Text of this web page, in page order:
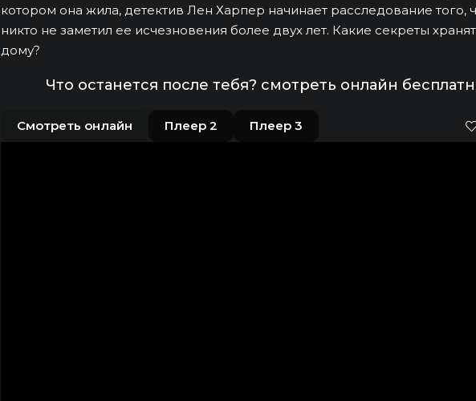
котором она жила, детектив Лен Харпер начинает расследование того,
никто не заметил ее исчезновения более двух лет. Какие секреты
дому?
Что останется после тебя? смотреть онлайн
Смотреть онлайн Плеер 2 Плеер 3